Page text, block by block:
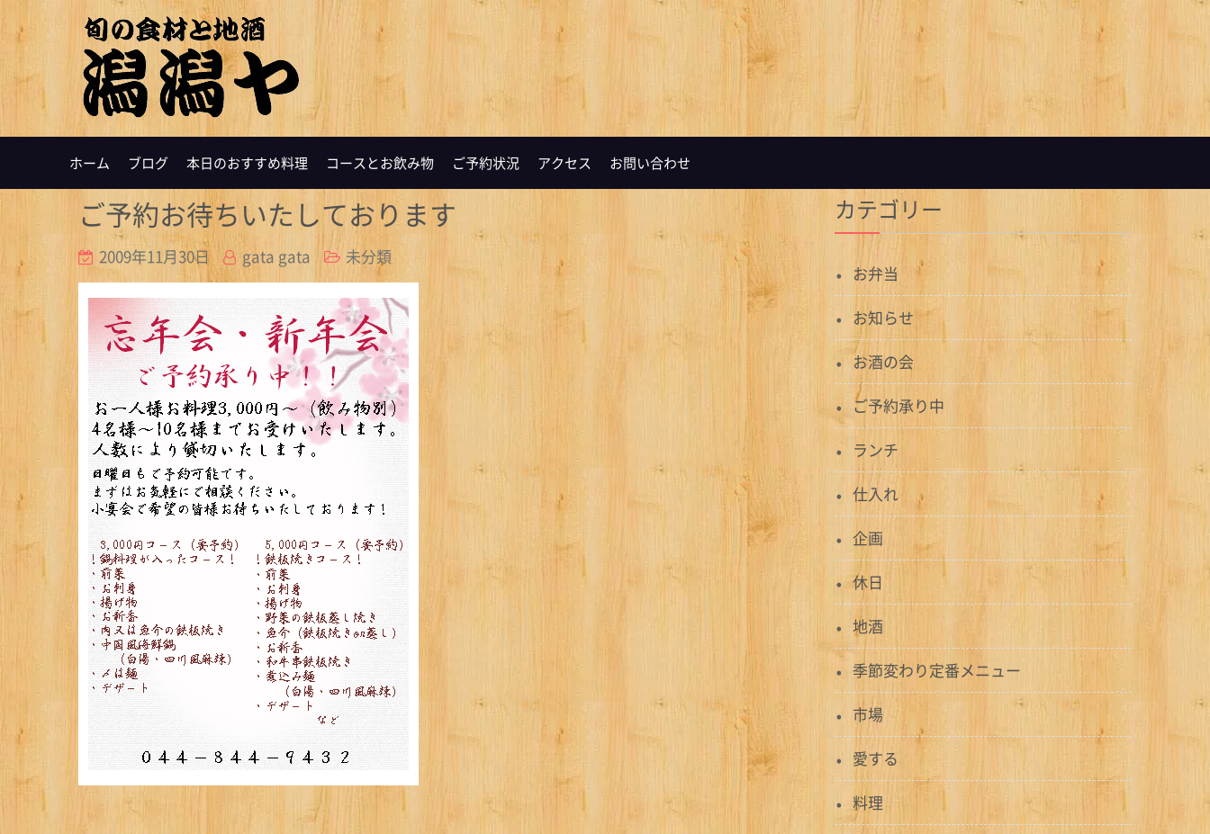
ホーム ブログ 本日のおすすめ料理 コースとお飲み物 ご予約状況 アクセス お問い合わせ
ご予約お待ちいたしております
2009年11月30日 gata gata 未分類
カテゴリー
お弁当
お知らせ
お酒の会
ご予約承り中
ランチ
仕入れ
企画
休日
地酒
季節変わり定番メニュー
市場
愛する
料理